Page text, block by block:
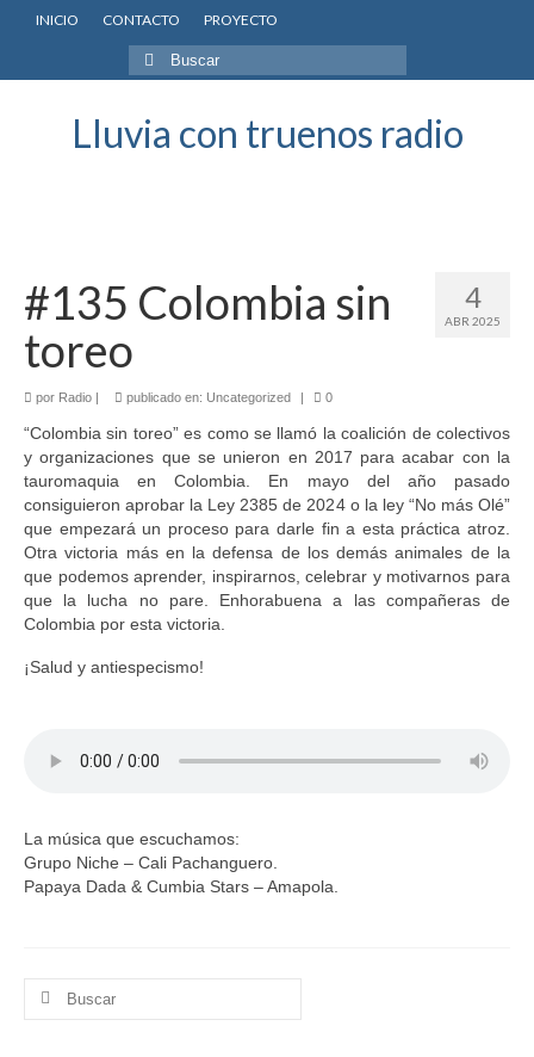
INICIO CONTACTO PROYECTO
Buscar
por:
Lluvia con truenos radio
4
ABR 2025
#135 Colombia sin
toreo
por Radio | publicado en: Uncategorized | 0
“Colombia sin toreo” es como se llamó la coalición de colectivos
y organizaciones que se unieron en 2017 para acabar con la
tauromaquia en Colombia. En mayo del año pasado
consiguieron aprobar la Ley 2385 de 2024 o la ley “No más Olé”
que empezará un proceso para darle fin a esta práctica atroz.
Otra victoria más en la defensa de los demás animales de la
que podemos aprender, inspirarnos, celebrar y motivarnos para
que la lucha no pare. Enhorabuena a las compañeras de
Colombia por esta victoria.
¡Salud y antiespecismo!
La música que escuchamos:
Grupo Niche – Cali Pachanguero.
Papaya Dada & Cumbia Stars – Amapola.
Buscar